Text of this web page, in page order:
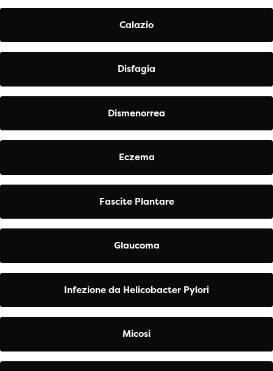
Calazio
Disfagia
Dismenorrea
Eczema
Fascite Plantare
Glaucoma
Infezione da Helicobacter Pylori
Micosi